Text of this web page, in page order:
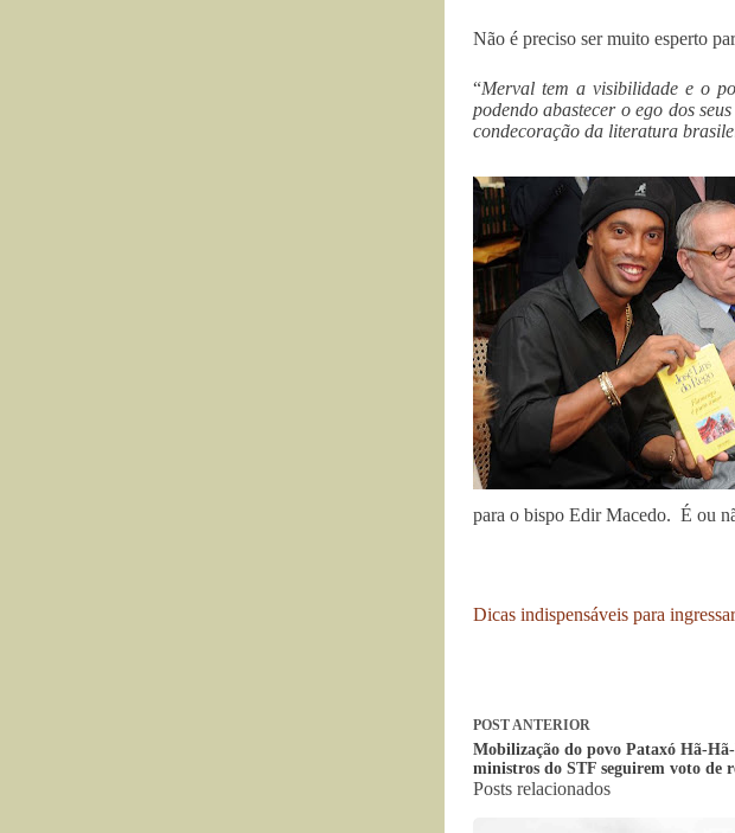
Não é preciso ser muito esperto
“Merval tem a visibilidade e o
podendo abastecer o ego dos
condecoração da literatura
para o bispo Edir Macedo. É ou
Dicas indispensáveis para
POSTANTERIOR
Mobilização do povo Pataxó Hã-
ministros do STF seguirem voto de
Posts relacionados